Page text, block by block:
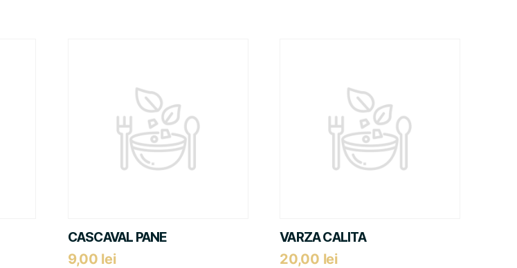
CASCAVAL PANE
9,00 lei
VARZA CALITA
20,00 lei